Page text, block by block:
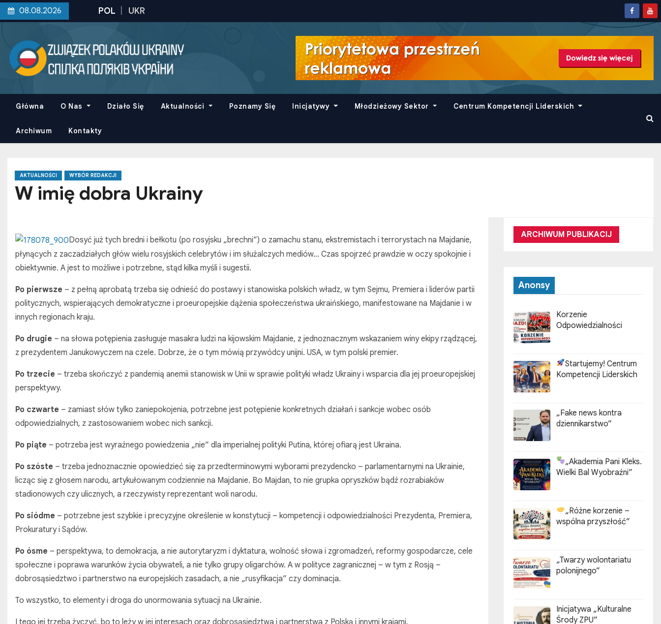
k
e
08.08.2026
Główna O Nas Działo Się Aktualności Poznamy Się Inicjatywy Młodzieżowy Sektor Centrum Kompetencji Liderskich
Archiwum Kontakty
AKTUALNOŚCI WYBÓR REDAKCJI
W imię dobra Ukrainy
Dosyć już tych bredni i bełkotu (po rosyjsku „brechni”) o zamachu stanu, ekstremistach i terrorystach na Majdanie,
płynących z zaczadziałych głów wielu rosyjskich celebrytów i im służalczych mediów… Czas spojrzeć prawdzie w oczy spokojnie i
obiektywnie. A jest to możliwe i potrzebne, stąd kilka myśli i sugestii.
Po pierwsze – z pełną aprobatą trzeba się odnieść do postawy i stanowiska polskich władz, w tym Sejmu, Premiera i liderów partii
politycznych, wspierających demokratyczne i proeuropejskie dążenia społeczeństwa ukraińskiego, manifestowane na Majdanie i w
innych regionach kraju.
Po drugie – na słowa potępienia zasługuje masakra ludzi na kijowskim Majdanie, z jednoznacznym wskazaniem winy ekipy rządzącej,
z prezydentem Janukowyczem na czele. Dobrze, że o tym mówią przywódcy unijni. USA, w tym polski premier.
Po trzecie – trzeba skończyć z pandemią anemii stanowisk w Unii w sprawie polityki władz Ukrainy i wsparcia dla jej proeuropejskiej
perspektywy.
Po czwarte – zamiast słów tylko zaniepokojenia, potrzebne jest potępienie konkretnych działań i sankcje wobec osób
odpowiedzialnych, z zastosowaniem wobec nich sankcji.
Po piąte – potrzeba jest wyraźnego powiedzenia „nie” dla imperialnej polityki Putina, której ofiarą jest Ukraina.
Po szóste – trzeba jednoznacznie opowiedzieć się za przedterminowymi wyborami prezydencko – parlamentarnymi na Ukrainie,
licząc się z głosem narodu, artykułowanym codziennie na Majdanie. Bo Majdan, to nie grupka opryszków bądź rozrabiaków
stadionowych czy ulicznych, a rzeczywisty reprezentant woli narodu.
Po siódme – potrzebne jest szybkie i precyzyjne określenie w konstytucji – kompetencji i odpowiedzialności Prezydenta, Premiera,
Prokuratury i Sądów.
Po ósme – perspektywa, to demokracja, a nie autorytaryzm i dyktatura, wolność słowa i zgromadzeń, reformy gospodarcze, cele
społeczne i poprawa warunków życia obywateli, a nie tylko grupy oligarchów. A w polityce zagranicznej – w tym z Rosją –
dobrosąsiedztwo i partnerstwo na europejskich zasadach, a nie „rusyfikacja” czy dominacja.
To wszystko, to elementy i droga do unormowania sytuacji na Ukrainie.
I tego jej trzeba życzyć, bo to leży w jej interesach oraz dobrosąsiedztwa i partnerstwa z Polską i innymi krajami.
ARCHIWUM PUBLIKACIJ
Anonsy
Korzenie
Odpowiedzialności
Startujemy! Centrum
Kompetencji Liderskich
„Fake news kontra
dziennikarstwo”
„Akademia Pani Kleks.
Wielki Bal Wyobraźni”
„Różne korzenie –
wspólna przyszłość”
„Twarzy wolontariatu
polonijnego”
Inicjatywa „Kulturalne
Środy ZPU”